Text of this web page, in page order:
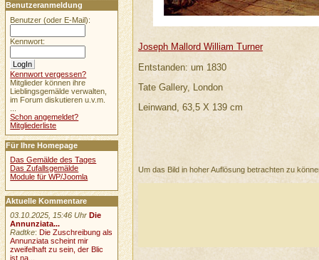
Joseph Mallord William Turner
Entstanden: um 1830
Tate Gallery, London
Leinwand, 63,5 X 139 cm
Um das Bild in hoher Auflösung betrachten zu
Benutzeranmeldung
Benutzer (oder E-Mail):
Kennwort:
Kennwort vergessen?
Mitglieder können ihre
Lieblingsgemälde verwalten,
im Forum diskutieren u.v.m.
Schon angemeldet?
Mitgliederliste
Für Ihre Homepage
Das Gemälde des Tages
Das Zufallsgemälde
Module für WP/Joomla
Aktuelle Kommentare
03.10.2025, 15:46 Uhr Die
Annunziata...
Radtke: Die Zuschreibung als
Annunziata scheint mir
zweifelhaft zu sein, der Blic
ist na...